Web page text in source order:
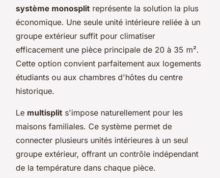
système monosplit représente la solution la plus
économique. Une seule unité intérieure reliée à un
groupe extérieur suffit pour climatiser
efficacement une pièce principale de 20 à 35 m².
Cette option convient parfaitement aux logements
étudiants ou aux chambres d'hôtes du centre
historique.
Le multisplit s'impose naturellement pour les
maisons familiales. Ce système permet de
connecter plusieurs unités intérieures à un seul
groupe extérieur, offrant un contrôle indépendant
de la température dans chaque pièce.